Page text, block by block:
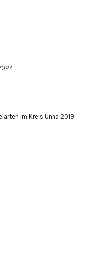
im Kreis Unna 2019